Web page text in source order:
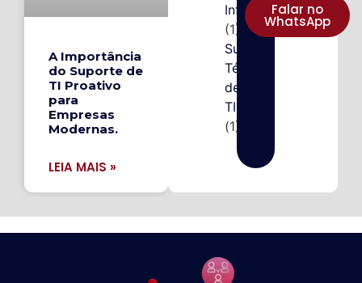
A Importância
do Suporte de
TI Proativo
para
Empresas
Modernas.
LEIA MAIS »
Informação
(1)
Suporte
Técnico
de
TI
(1)
Falar no
WhatsApp